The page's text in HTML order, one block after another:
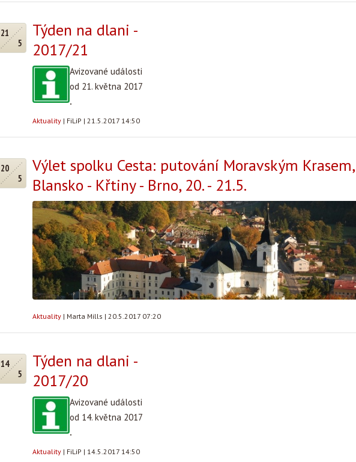
21
5
Týden na dlani -
2017/21
Avizované události
od 21. května 2017
.
Aktuality | FiLiP | 21.5.2017 14:50
20
5
Výlet spolku Cesta: putování Moravským Krasem,
Blansko - Křtiny - Brno, 20. - 21.5.
Aktuality | Marta Mills | 20.5.2017 07:20
14
5
Týden na dlani -
2017/20
Avizované události
od 14. května 2017
.
Aktuality | FiLiP | 14.5.2017 14:50